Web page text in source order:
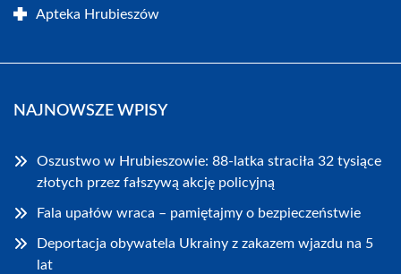
Apteka Hrubieszów
NAJNOWSZE WPISY
Oszustwo w Hrubieszowie: 88-latka straciła 32 tysiące
złotych przez fałszywą akcję policyjną
Fala upałów wraca – pamiętajmy o bezpieczeństwie
Deportacja obywatela Ukrainy z zakazem wjazdu na 5
lat